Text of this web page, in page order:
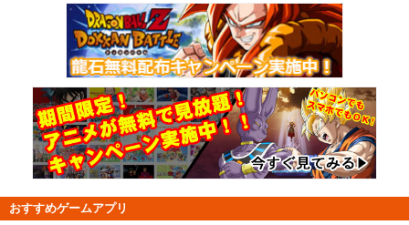
おすすめゲームアプリ